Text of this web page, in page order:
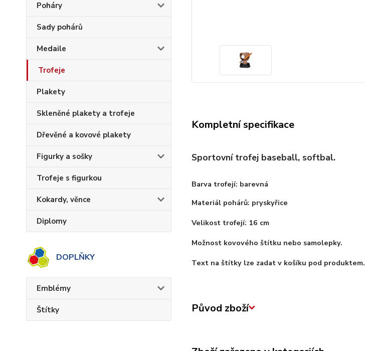
Poháry
Sady pohárů
Medaile
Trofeje
Plakety
Skleněné plakety a trofeje
Dřevěné a kovové plakety
Figurky a sošky
Trofeje s figurkou
Kokardy, věnce
Diplomy
DOPLŇKY
Emblémy
Štítky
Kompletní specifikace
Sportovní trofej baseball, softbal.
Barva trofejí: barevná
Materiál pohárů: pryskyřice
Velikost trofejí: 16 cm
Možnost kovového štítku nebo samolepky.
Text na štítky lze zadat v košíku pod produktem.
Původ zboží